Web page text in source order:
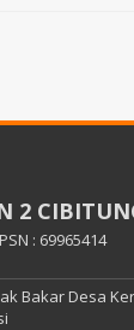
2
: 69965414
Bakar Desa